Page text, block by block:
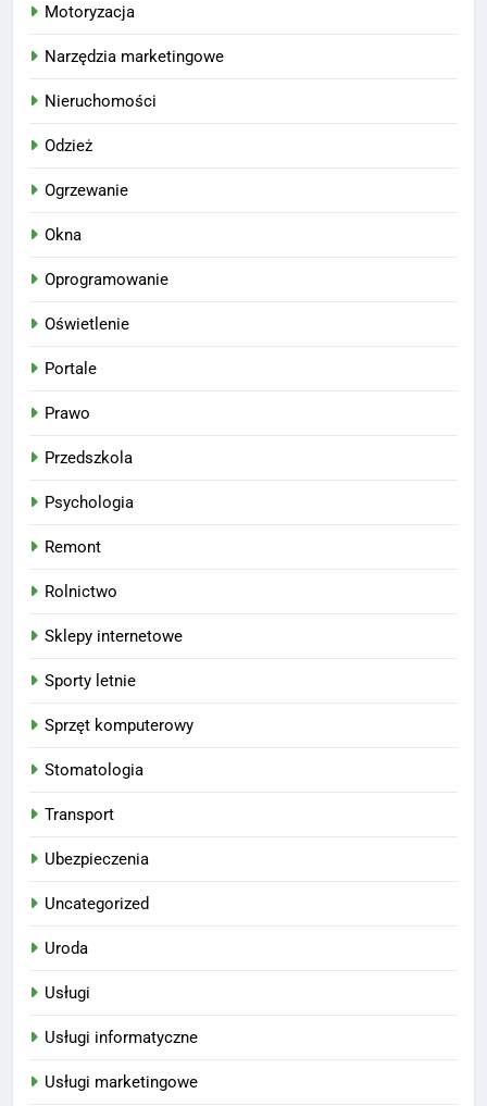
Motoryzacja
Narzędzia marketingowe
Nieruchomości
Odzież
Ogrzewanie
Okna
Oprogramowanie
Oświetlenie
Portale
Prawo
Przedszkola
Psychologia
Remont
Rolnictwo
Sklepy internetowe
Sporty letnie
Sprzęt komputerowy
Stomatologia
Transport
Ubezpieczenia
Uncategorized
Uroda
Usługi
Usługi informatyczne
Usługi marketingowe